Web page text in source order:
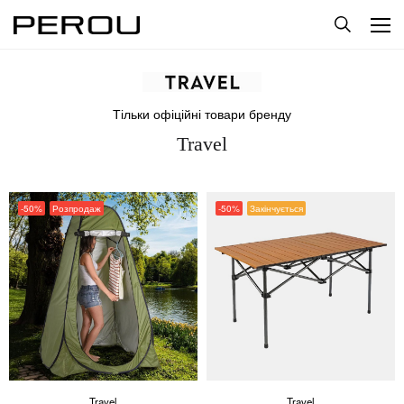
Тільки офіційні товари бренду
Travel
-50% Розпродаж -50% Закінчується